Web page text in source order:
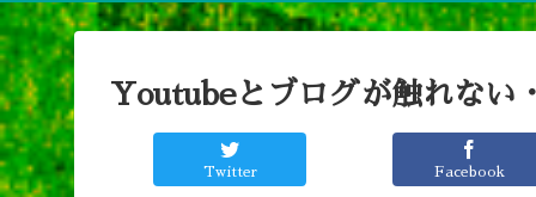
Youtubeとブログが触れない
Twitter Facebook